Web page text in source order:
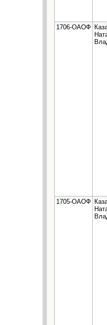
1706-ОАОФ
1705-ОАОФ